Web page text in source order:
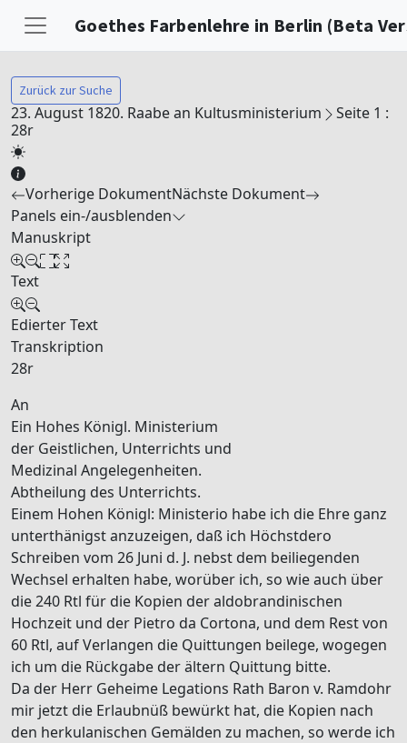
Goethes Farbenlehre in Berlin (Beta
Zurück zur Suche
23. August 1820. Raabe an Kultusministerium
Seite 1 :
28r
Vorherige DokumentNächste Dokument
Panels ein-/ausblenden
Manuskript
Text
Edierter Text
Transkription
28r
An
Ein Hohes Königl. Ministerium
der Geistlichen, Unterrichts und
Medizinal Angelegenheiten.
Abtheilung des Unterrichts.
Einem Hohen Königl: Ministerio habe ich die Ehre ganz
unterthänigst anzuzeigen, daß ich Höchstdero
Schreiben vom 26 Juni d. J. nebst dem beiliegenden
Wechsel erhalten habe, worüber ich, so wie auch über
die 240 Rtl für die Kopien der aldobrandinischen
Hochzeit und der Pietro da Cortona, und dem Rest von
60 Rtl, auf Verlangen die Quittungen beilege, wogegen
ich um die Rückgabe der ältern Quittung bitte.
Da der Herr Geheime Legations Rath Baron v. Ramdohr
mir jetzt die Erlaubnüß bewürkt hat, die Kopien nach
den herkulanischen Gemälden zu machen, so werde ich